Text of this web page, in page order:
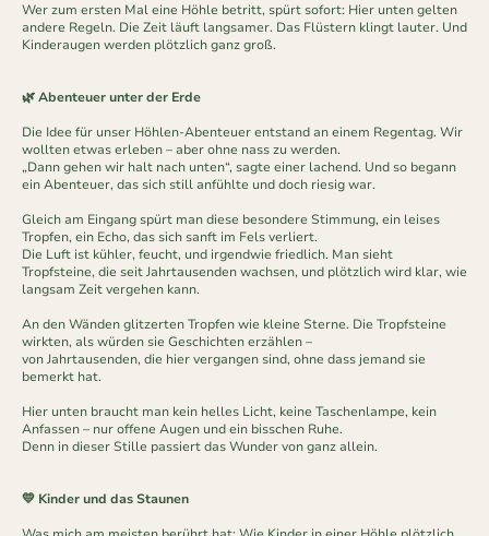
Wer zum ersten Mal eine Höhle betritt, spürt sofort: Hier unten gelten
andere Regeln. Die Zeit läuft langsamer. Das Flüstern klingt lauter. Und
Kinderaugen werden plötzlich ganz groß.
🌿 Abenteuer unter der Erde
Die Idee für unser Höhlen-Abenteuer entstand an einem Regentag. Wir
wollten etwas erleben – aber ohne nass zu werden.
„Dann gehen wir halt nach unten“, sagte einer lachend. Und so begann
ein Abenteuer, das sich still anfühlte und doch riesig war.
Gleich am Eingang spürt man diese besondere Stimmung, ein leises
Tropfen, ein Echo, das sich sanft im Fels verliert.
Die Luft ist kühler, feucht, und irgendwie friedlich. Man sieht
Tropfsteine, die seit Jahrtausenden wachsen, und plötzlich wird klar, wie
langsam Zeit vergehen kann.
An den Wänden glitzerten Tropfen wie kleine Sterne. Die Tropfsteine
wirkten, als würden sie Geschichten erzählen –
von Jahrtausenden, die hier vergangen sind, ohne dass jemand sie
bemerkt hat.
Hier unten braucht man kein helles Licht, keine Taschenlampe, kein
Anfassen – nur offene Augen und ein bisschen Ruhe.
Denn in dieser Stille passiert das Wunder von ganz allein.
💛 Kinder und das Staunen